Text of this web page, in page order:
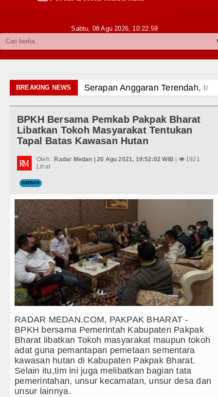
Politik
Hiburan
Olahraga
Teknologi
Internasional
Wisata
TIPS dan TRIK
+ Lainnya
Video
Kesehatan
Kuliner
Siraman Rohani
Sabtu, 08 Agu 2026, 10:23:01
BREAKING NEWS Serapan Anggaran Terendah,
Gubernur Bobby Nasution
Sinergi Jaga Kelestarian Alam,
Masyarakat Desak APH
Polrestabes Medan Ungkap
Liverpool vs Monaco Laga
Manchester City vs Atletico
Serapan Anggaran Terendah,
Sinergi Jaga Kelestarian Alam,
Pemkab Taput Restrukturisasi
Tujuh Tewas dalam
BPKH Bersama Pemkab Pakpak Bharat
Libatkan Tokoh Masyarakat Tentukan
Tapal Batas Kawasan Hutan
Oleh : Radar Medan | 20 Agu 2021, 19:52:02 WIB | 👁 1921
Lihat
DAERAH
RADAR MEDAN.COM, PAKPAK BHARAT -
BPKH bersama Pemerintah Kabupaten Pakpak
Bharat libatkan Tokoh masyarakat maupun tokoh
adat guna pemantapan pemetaan sementara
kawasan hutan di Kabupaten Pakpak Bharat.
Selain itu,tim ini juga melibatkan bagian tata
pemerintahan, unsur kecamatan, unsur desa dan
unsur lainnya.